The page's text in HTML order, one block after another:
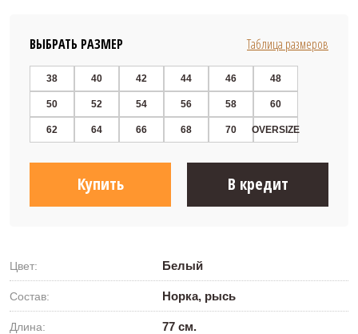
179 800 ₽
ВЫБРАТЬ РАЗМЕР Таблица размеров
38 40 42 44 46 48
50 52 54 56 58 60
62 64 66 68 70 OVERSIZE
Купить В кредит
Цвет: Белый
Состав: Норка, рысь
Длина: 77 см.